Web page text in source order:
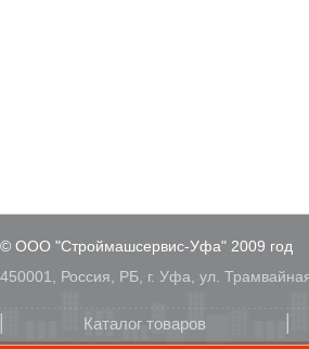
© ООО "Строймашсервис-Уфа" 2009 год
450001, Россия, РБ, г. Уфа, ул.
Каталог товаров